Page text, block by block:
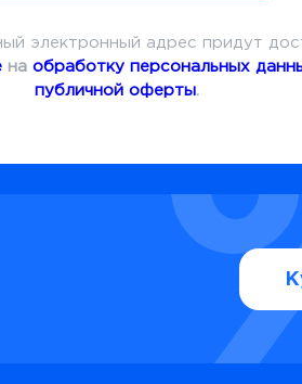
электронный адрес придут
на обработку персональных
публичной оферты.